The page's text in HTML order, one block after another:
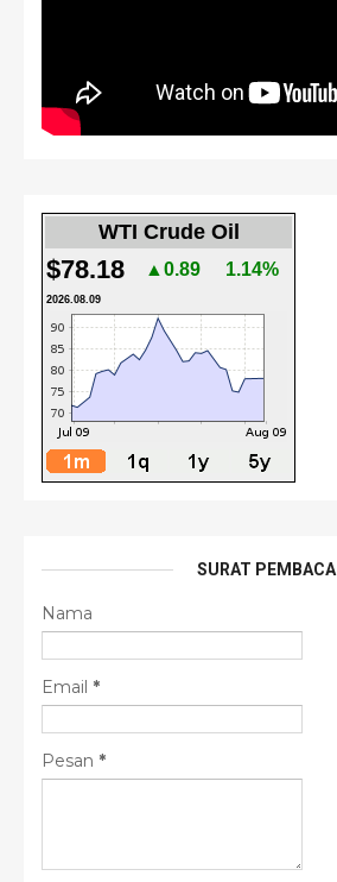
WTI Crude Oil
$78.18 ▲0.89 1.14%
2026.08.09
SURAT PEMBACA
Nama
Email *
Pesan *